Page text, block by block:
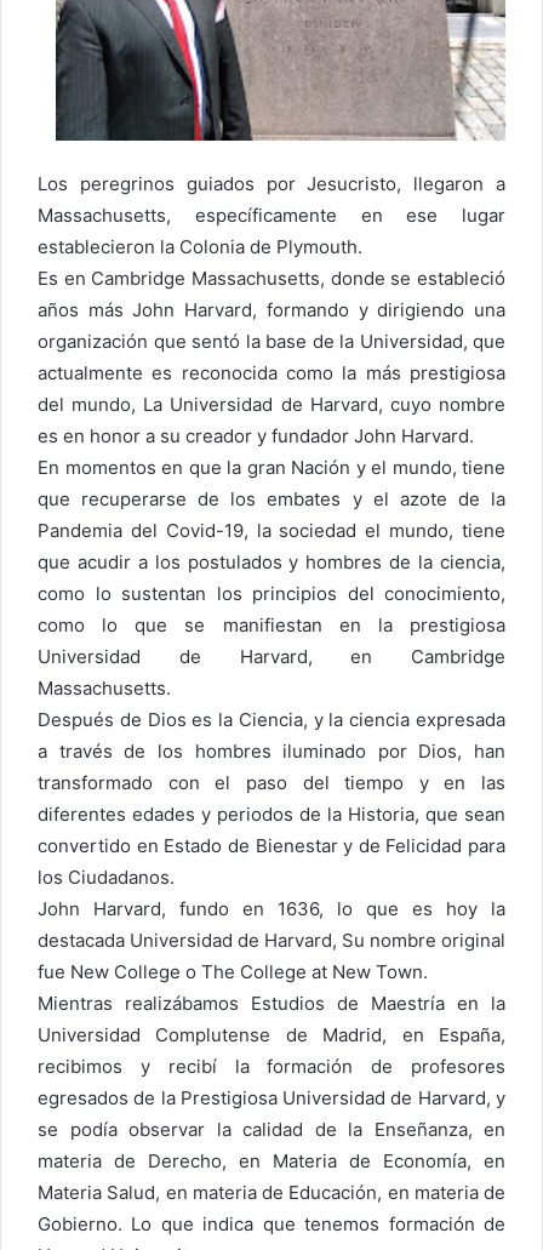
Los peregrinos guiados por Jesucristo, llegaron a
Massachusetts, específicamente en ese lugar
establecieron la Colonia de Plymouth.
Es en Cambridge Massachusetts, donde se estableció
años más John Harvard, formando y dirigiendo una
organización que sentó la base de la Universidad, que
actualmente es reconocida como la más prestigiosa
del mundo, La Universidad de Harvard, cuyo nombre
es en honor a su creador y fundador John Harvard.
En momentos en que la gran Nación y el mundo, tiene
que recuperarse de los embates y el azote de la
Pandemia del Covid-19, la sociedad el mundo, tiene
que acudir a los postulados y hombres de la ciencia,
como lo sustentan los principios del conocimiento,
como lo que se manifiestan en la prestigiosa
Universidad de Harvard, en Cambridge
Massachusetts.
Después de Dios es la Ciencia, y la ciencia expresada
a través de los hombres iluminado por Dios, han
transformado con el paso del tiempo y en las
diferentes edades y periodos de la Historia, que sean
convertido en Estado de Bienestar y de Felicidad para
los Ciudadanos.
John Harvard, fundo en 1636, lo que es hoy la
destacada Universidad de Harvard, Su nombre original
fue New College o The College at New Town.
Mientras realizábamos Estudios de Maestría en la
Universidad Complutense de Madrid, en España,
recibimos y recibí la formación de profesores
egresados de la Prestigiosa Universidad de Harvard, y
se podía observar la calidad de la Enseñanza, en
materia de Derecho, en Materia de Economía, en
Materia Salud, en materia de Educación, en materia de
Gobierno. Lo que indica que tenemos formación de